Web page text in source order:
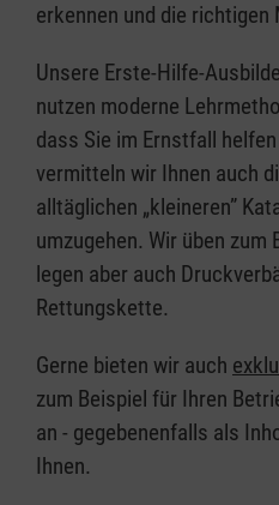
erkennen und die richtigen
Unsere Erste-Hilfe-
nutzen moderne
dass Sie im Ernstfall
vermitteln wir Ihnen auch
alltäglichen „kleineren”
umzugehen. Wir üben zum
legen aber auch
Rettungskette.
Gerne bieten wir auch
zum Beispiel für Ihren
an - gegebenenfalls als
Ihnen.